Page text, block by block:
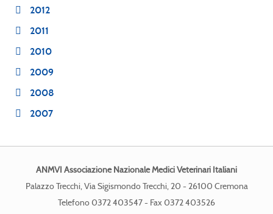
2012
2011
2010
2009
2008
2007
ANMVI Associazione Nazionale Medici Veterinari Italiani
Palazzo Trecchi, Via Sigismondo Trecchi, 20 - 26100 Cremona
Telefono 0372 403547 - Fax 0372 403526